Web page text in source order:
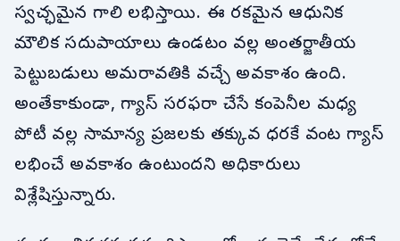
స్వచ్ఛమైన గాలి లభిస్తాయి. ఈ రకమైన ఆధునిక
మౌలిక సదుపాయాలు ఉండటం వల్ల అంతర్జాతీయ
పెట్టుబడులు అమరావతికి వచ్చే అవకాశం ఉంది.
అంతేకాకుండా, గ్యాస్ సరఫరా చేసే కంపెనీల మధ్య
పోటీ వల్ల సామాన్య ప్రజలకు తక్కువ ధరకే వంట గ్యాస్
లభించే అవకాశం ఉంటుందని అధికారులు
విశ్లేషిస్తున్నారు.